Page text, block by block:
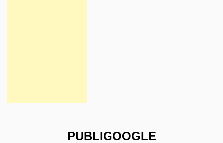
PUBLIGOOGLE